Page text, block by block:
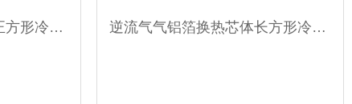
逆流废气铝箔换热芯体正方形冷却器 逆流气气铝箔换热芯体长方形冷却装置